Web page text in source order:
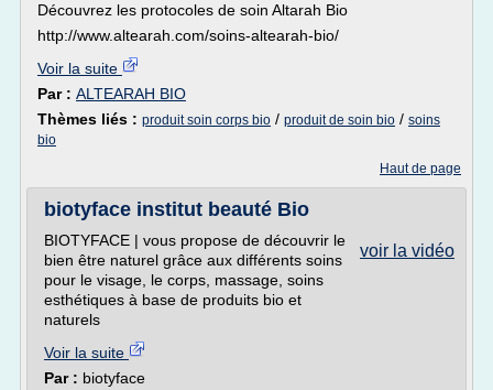
Découvrez les protocoles de soin Altarah Bio
http://www.altearah.com/soins-altearah-bio/
Voir la suite
Par : ALTEARAH BIO
Thèmes liés : produit soin corps bio / produit de soin bio / soins
bio
Haut de page
biotyface institut beauté Bio
voir la vidéo
BIOTYFACE | vous propose de découvrir le
bien être naturel grâce aux différents soins
pour le visage, le corps, massage, soins
esthétiques à base de produits bio et
naturels
Voir la suite
Par : biotyface